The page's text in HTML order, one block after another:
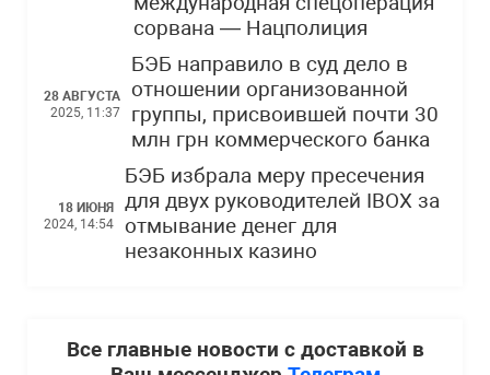
сорвана — Нацполиция
28 АВГУСТА
2025, 11:37
БЭБ направило в суд дело в
отношении организованной
группы, присвоившей почти 30
млн грн коммерческого банка
18 ИЮНЯ
2024, 14:54
БЭБ избрала меру пресечения
для двух руководителей IBOX за
отмывание денег для
незаконных казино
Все главные новости с доставкой в